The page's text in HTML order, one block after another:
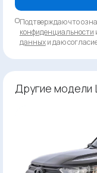
Подтверждаю что
конфиденциальности
данныхи даю
Другие модели